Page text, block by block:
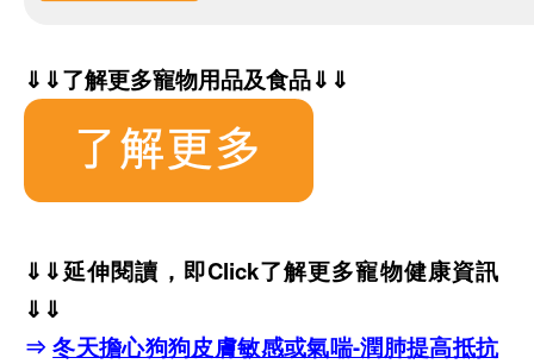
⇓ ⇓了解更多寵物用品及食品⇓ ⇓
⇓⇓延伸閱讀，即Click了解更多寵物健康資訊
⇓⇓
⇒冬天擔心狗狗皮膚敏感或氣喘-潤肺提高抵抗